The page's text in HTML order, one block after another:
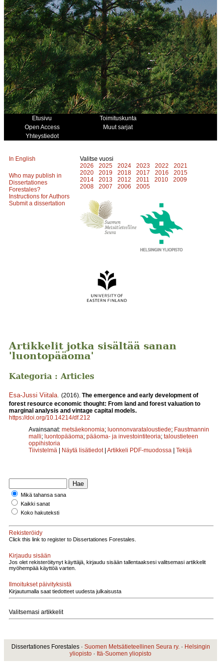
Etusivu
Toimituskunta
Open Access
Muut sarjat
Yhteystiedot
In English
Who may publish in
Dissertationes
Forestales?
Instructions for Authors
Submit a dissertation
Valitse vuosi
2026
2025 2024 2023 2022
2021
2020
2019 2018 2017 2016
2015
2014
2013 2012 2011 2010
2009
2008
2007 2006 2005
Artikkelit jotka sisältää sanan
'luontopääoma'
Kategoria : Articles
Esa-Jussi Viitala (2016). The emergence and early development of
forest resource economic thought: From land and forest valuation to
marginal analysis and vintage capital models.
https://doi.org/10.14214/df.212
Avainsanat: metsäekonomia; luonnonvarataloustiede; Faustmannin
malli; luontopääoma; pääoma- ja investointiteoria; taloustieteen
oppihistoria
Tiivistelmä | Näytä lisätiedot | Artikkeli PDF-muodossa | Tekijä
Mikä tahansa sana
Kaikki sanat
Koko hakuteksti
Rekisteröidy
Click this link to register to Dissertationes Forestales.
Kirjaudu sisään
Jos olet rekisteröitynyt käyttäjä, kirjaudu sisään tallentaaksesi valitsemasi artikkelit
myöhempää käyttöä varten.
Ilmoitukset päivityksistä
Kirjautumalla saat tiedotteet uudesta julkaisusta
Valitsemasi artikkelit
Dissertationes Forestales · Suomen Metsätieteellinen Seura ry. · Helsingin
yliopisto · Itä-Suomen yliopisto